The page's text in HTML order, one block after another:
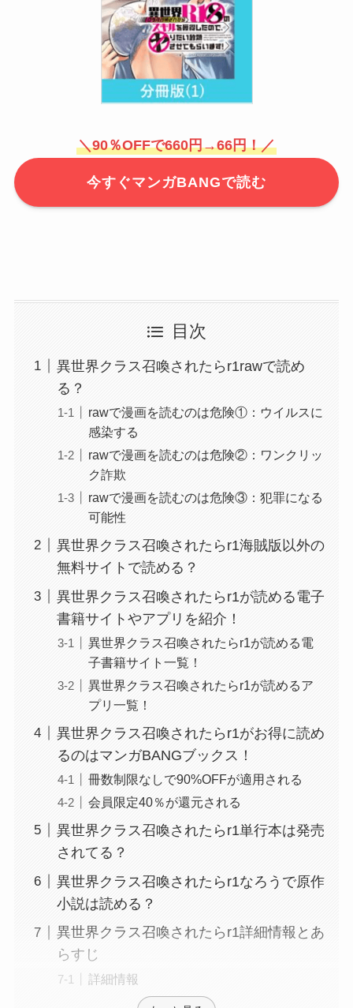
＼90％OFFで660円→66円！／
今すぐマンガBANGで読む
目次
異世界クラス召喚されたらr1rawで読め
る？
rawで漫画を読むのは危険①：ウイルスに
感染する
rawで漫画を読むのは危険②：ワンクリッ
ク詐欺
rawで漫画を読むのは危険③：犯罪になる
可能性
異世界クラス召喚されたらr1海賊版以外の
無料サイトで読める？
異世界クラス召喚されたらr1が読める電子
書籍サイトやアプリを紹介！
異世界クラス召喚されたらr1が読める電
子書籍サイト一覧！
異世界クラス召喚されたらr1が読めるア
プリ一覧！
異世界クラス召喚されたらr1がお得に読め
るのはマンガBANGブックス！
冊数制限なしで90%OFFが適用される
会員限定40％が還元される
異世界クラス召喚されたらr1単行本は発売
されてる？
異世界クラス召喚されたらr1なろうで原作
小説は読める？
異世界クラス召喚されたらr1詳細情報とあ
らすじ
詳細情報